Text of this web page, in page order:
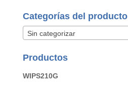
Categorías del producto
Sin categorizar
Productos
WIPS210G